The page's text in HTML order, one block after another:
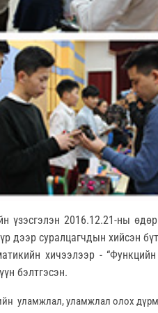
үзэсгэлэн 2016.12.21-ны
дээр суралцагчдын хийсэн
хичээлээр -
бэлтгэсэн.
уламжлал, уламжлал олох